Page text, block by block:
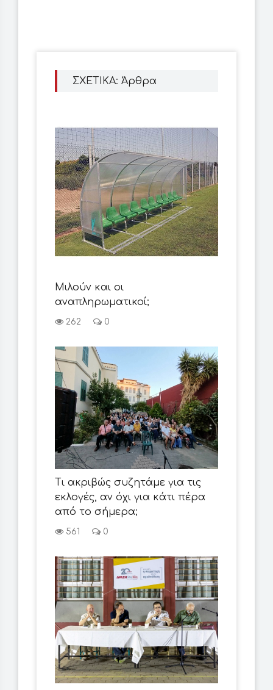
ΣΧΕΤΙΚΑ: Άρθρα
Μιλούν και οι
αναπληρωματικοί;
262 0
Τι ακριβώς συζητάμε για τις
εκλογές, αν όχι για κάτι πέρα
από το σήμερα;
561 0